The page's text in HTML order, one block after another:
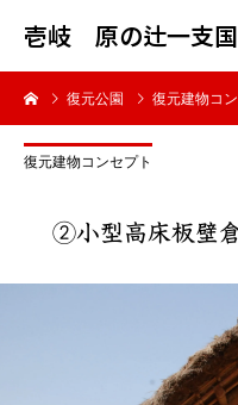
壱岐 原の辻一支
復元公園 復元建物コ
復元建物コンセプト
②小型高床板壁